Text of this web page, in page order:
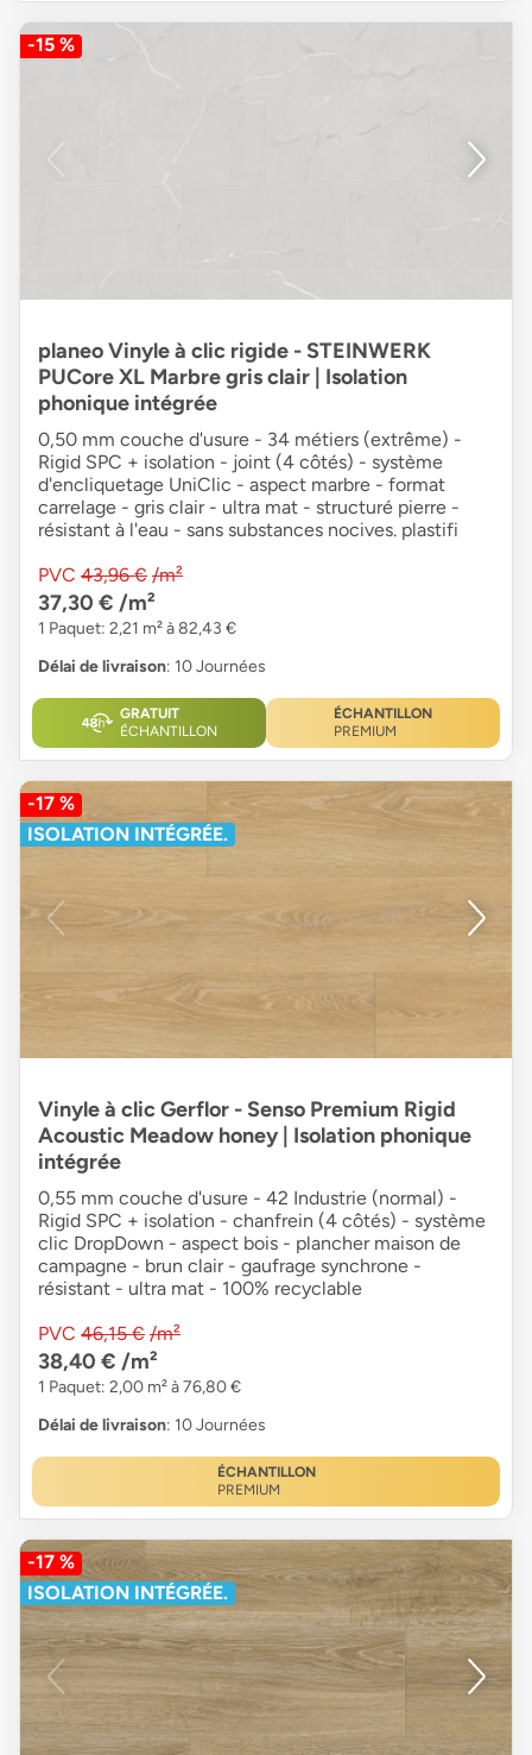
-15 %
planeo Vinyle à clic rigide - STEINWERK
PUCore XL Marbre gris clair | Isolation
phonique intégrée
0,50 mm couche d'usure - 34 métiers (extrême) -
Rigid SPC + isolation - joint (4 côtés) - système
d'encliquetage UniClic - aspect marbre - format
carrelage - gris clair - ultra mat - structuré pierre -
résistant à l'eau - sans substances nocives. plastifi
PVC 43,96 € /m²
37,30 € /m²
1 Paquet: 2,21 m² à 82,43 €
Délai de livraison: 10 Journées
GRATUIT
ÉCHANTILLON
ÉCHANTILLON
PREMIUM
-17 %
ISOLATION INTÉGRÉE.
Vinyle à clic Gerflor - Senso Premium Rigid
Acoustic Meadow honey | Isolation phonique
intégrée
0,55 mm couche d'usure - 42 Industrie (normal) -
Rigid SPC + isolation - chanfrein (4 côtés) - système
clic DropDown - aspect bois - plancher maison de
campagne - brun clair - gaufrage synchrone -
résistant - ultra mat - 100% recyclable
PVC 46,15 € /m²
38,40 € /m²
1 Paquet: 2,00 m² à 76,80 €
Délai de livraison: 10 Journées
ÉCHANTILLON
PREMIUM
-17 %
ISOLATION INTÉGRÉE.